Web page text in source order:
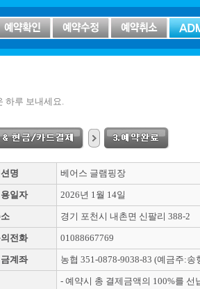
하루 보내세요.
명 베어스 글램핑장
일자 2026년 1월 14일
경기 포천시 내촌면 신팔리 388-2
전화 01088667769
계좌 농협 351-0878-9038-83 (예금주:송
- 예약시 총 결제금액의 100%를